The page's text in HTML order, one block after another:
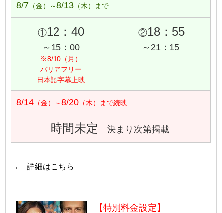
8/7 （金）～8/13 （木）まで
①12：40
～15：00
※8/10（月）
バリアフリー
日本語字幕上映
②18：55
～21：15
8/14 （金）～8/20 （木）まで続映
時間未定 決まり次第掲載
→ 詳細はこちら
【特別料金設定】